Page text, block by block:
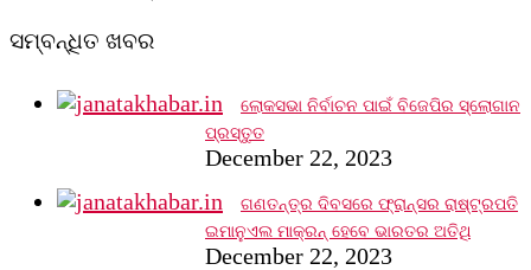
ସମ୍ବନ୍ଧିତ ଖବର
ଲୋକସଭା ନିର୍ବାଚନ ପାଇଁ ବିଜେପିର ସ୍ଲୋଗାନ
ପ୍ରସ୍ତୁତ
December 22, 2023
ଗଣତନ୍ତ୍ର ଦିବସରେ ଫ୍ରାନ୍ସର ରାଷ୍ଟ୍ରପତି
ଇମାନୁଏଲ ମାକ୍ରନ୍‌ ହେବେ ଭାରତର ଅତିଥି
December 22, 2023